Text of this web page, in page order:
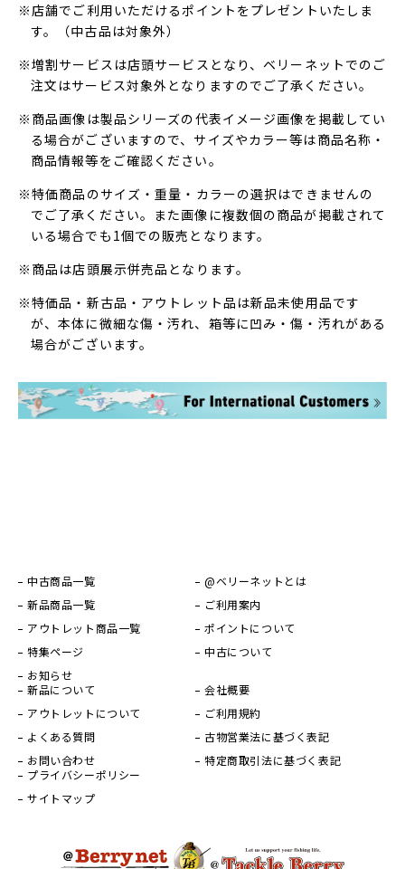
※店舗でご利用いただけるポイントをプレゼントいたしま
す。（中古品は対象外）
※増割サービスは店頭サービスとなり、ベリーネットでのご
注文はサービス対象外となりますのでご了承ください。
※商品画像は製品シリーズの代表イメージ画像を掲載してい
る場合がございますので、サイズやカラー等は商品名称・
商品情報等をご確認ください。
※特価商品のサイズ・重量・カラーの選択はできませんの
でご了承ください。また画像に複数個の商品が掲載されて
いる場合でも1個での販売となります。
※商品は店頭展示併売品となります。
※特価品・新古品・アウトレット品は新品未使用品です
が、本体に微細な傷・汚れ、箱等に凹み・傷・汚れがある
場合がございます。
中古商品一覧
新品商品一覧
アウトレット商品一覧
特集ページ
お知らせ
@ベリーネットとは
ご利用案内
ポイントについて
中古について
新品について
アウトレットについて
よくある質問
お問い合わせ
会社概要
ご利用規約
古物営業法に基づく表記
特定商取引法に基づく表記
プライバシーポリシー
サイトマップ